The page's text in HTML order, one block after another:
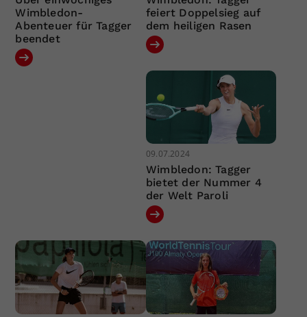
Wimbledon-
Abenteuer für Tagger
beendet
feiert Doppelsieg auf
dem heiligen Rasen
09.07.2024
Wimbledon: Tagger
bietet der Nummer 4
der Welt Paroli